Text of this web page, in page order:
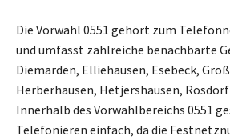
Die Vorwahl 0551 gehört zum
und umfasst zahlreiche benachbarte
Diemarden, Elliehausen, Esebeck,
Herberhausen, Hetjershausen,
Innerhalb des Vorwahlbereichs 0551
Telefonieren einfach, da die